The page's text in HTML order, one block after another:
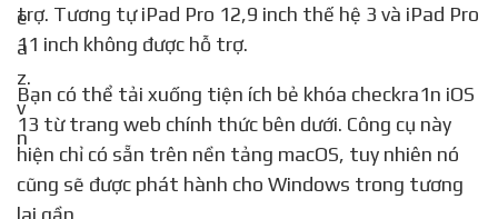
trợ. Tương tự iPad Pro 12,9 inch thế hệ 3 và iPad Pro
11 inch không được hỗ trợ.
Bạn có thể tải xuống tiện ích bẻ khóa checkra1n iOS
13 từ trang web chính thức bên dưới. Công cụ này
hiện chỉ có sẵn trên nền tảng macOS, tuy nhiên nó
cũng sẽ được phát hành cho Windows trong tương
lai gần.